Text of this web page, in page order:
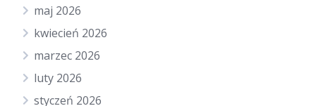
maj 2026
kwiecień 2026
marzec 2026
luty 2026
styczeń 2026